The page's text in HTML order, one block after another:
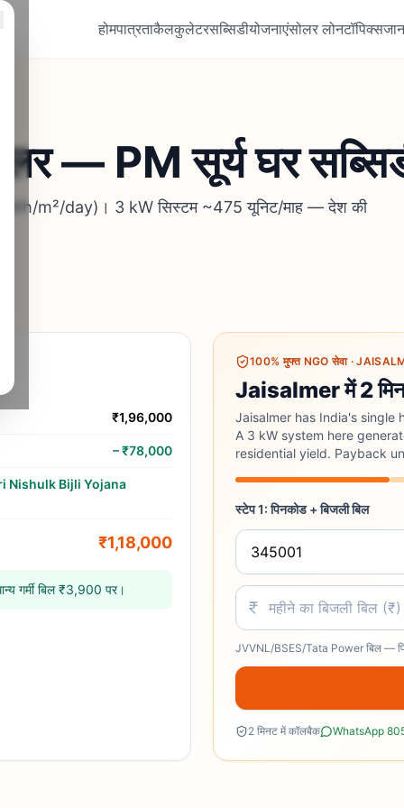
होमपात्रताकैलकुलेटरसब्सिडीयोजनाएंसोलर लोनटॉपिक्स
— PM सूर्य घर
kWh/m²/day)। 3 kW सिस्टम ~475 यूनिट/माह — देश की
₹1,96,000
–₹78,000
Nishulk Bijli Yojana
₹1,18,000
गर्मी बिल ₹3,900 पर।
100% मुफ्त NGO सेवा·
Jaisalmer में 2
Jaisalmer has India's single
A 3 kW system here
residential yield. Payback
स्टेप 1: पिनकोड + बिजली बिल
JVVNL/BSES/Tata Power बिल —
2 मिनट में कॉलबैक WhatsApp